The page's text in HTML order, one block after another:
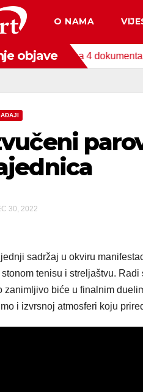
O NAMA
objave
snimljena 4 dokumentarna
30, 2022
sadržaj u okviru
tenisu i streljaštvu.
zanimljivo biće u finalnim
i izvrsnoj atmosferi koju